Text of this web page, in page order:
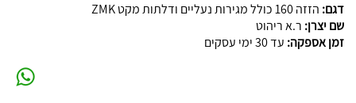
דגם: הזזה 160 כולל מגירות נעליים ודלתות מקט ZMK
שם יצרן: ר.א ריהוט
זמן אספקה: עד 30 ימי עסקים